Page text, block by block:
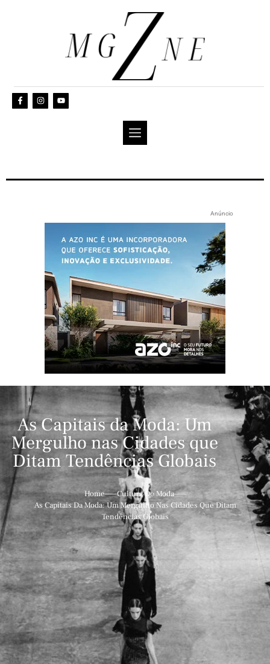
Anúncio
As Capitais da Moda: Um
Mergulho nas Cidades que
Ditam Tendências Globais
Home
Cultura De Moda
As Capitais Da Moda: Um Mergulho Nas Cidades Que Ditam
Tendências Globais